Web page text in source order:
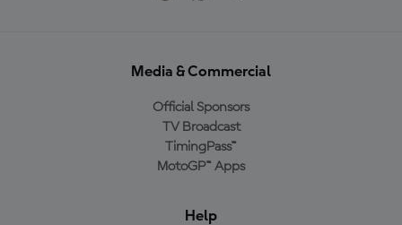
Media & Commercial
Official Sponsors
TV Broadcast
TimingPass™
MotoGP™ Apps
Help